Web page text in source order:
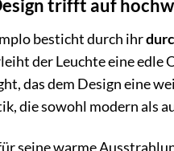
trifft auf
besticht durch ihr
der Leuchte eine
das dem Design eine
die sowohl modern als
seine warme